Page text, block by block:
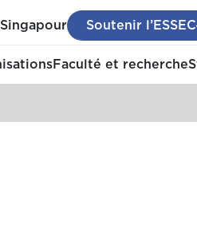
Singapour Soutenir l’ESSEC
Faculté et recherche